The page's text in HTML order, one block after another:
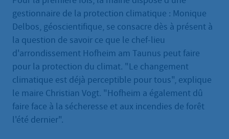
gestionnaire de la protection climatique : Monique
Delbos, géoscientifique, se consacre dès à présent à
la question de savoir ce que le chef-lieu
d'arrondissement Hofheim am Taunus peut faire
pour la protection du climat. "Le changement
climatique est déjà perceptible pour tous", explique
le maire Christian Vogt. "Hofheim a également dû
faire face à la sécheresse et aux incendies de forêt
l'été dernier".